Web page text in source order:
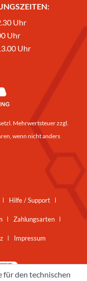
Uhr
Uhr
Uhr
Mehrwertsteuer zzgl.
wenn nicht anders
Hilfe / Support
Zahlungsarten
Impressum
für den technischen